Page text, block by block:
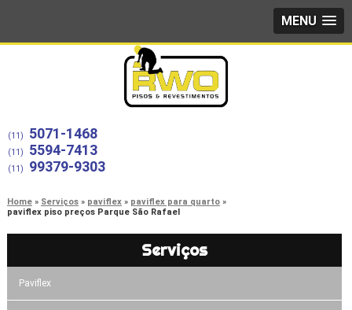
MENU
(11) 5071-1468
(11) 5594-7413
(11) 99379-9303
Home Serviços paviflex
paviflex para quarto
paviflex piso preços Parque São Rafael
Serviços
Paviflex